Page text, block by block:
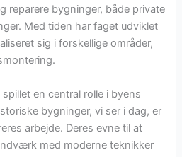
reparere bygninger, både private
Med tiden har faget udviklet
sig i forskellige områder,
en central rolle i byens
bygninger, vi ser i dag, er
arbejde. Deres evne til at
med moderne teknikker